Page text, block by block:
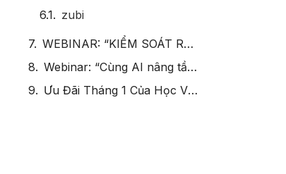
zubi
WEBINAR: “KIỂM SOÁT RỦI RO THUẾ VÀ BHXH: XÂY DỰNG HỆ THỐNG LƯƠNG MINH BẠCH”
Webinar: “Cùng AI nâng tầm nghề nhân sự: Từ lý thuyết đến thực chiến”
Ưu Đãi Tháng 1 Của Học Viện HR: Nhận Ngay Ebook IDP Lộ Trình Thăng Tiến 2026